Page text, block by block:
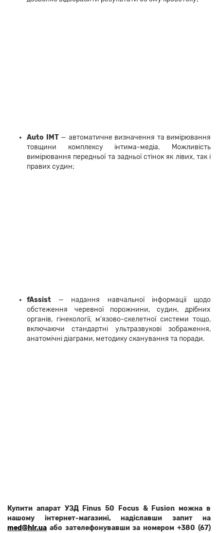
Auto IMT — автоматичне визначення та вимірювання
товщини комплексу інтима-медіа. Можливість
вимірювання передньої та задньої стінок як лівих, так і
правих судин;
fAssist —
надання навчальної інформації щодо
обстеження черевної порожнини, судин, дрібних
органів, гінекології, м’язово-скелетної системи тощо,
включаючи стандартні ультразвукові зображення,
анатомічні діаграми, методику сканування та поради.
Купити апарат УЗД Finus 50 Focus & Fusion можна в
нашому інтернет-магазині, надіславши запит на
med@hlr.ua або зателефонувавши за номером +380 (67)